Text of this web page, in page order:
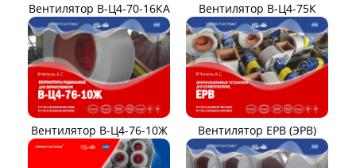
Вентилятор В-Ц4-70-16КА Вентилятор В-Ц4-75К
Вентилятор В-Ц4-76-10Ж Вентилятор ЕРВ (ЭРВ)